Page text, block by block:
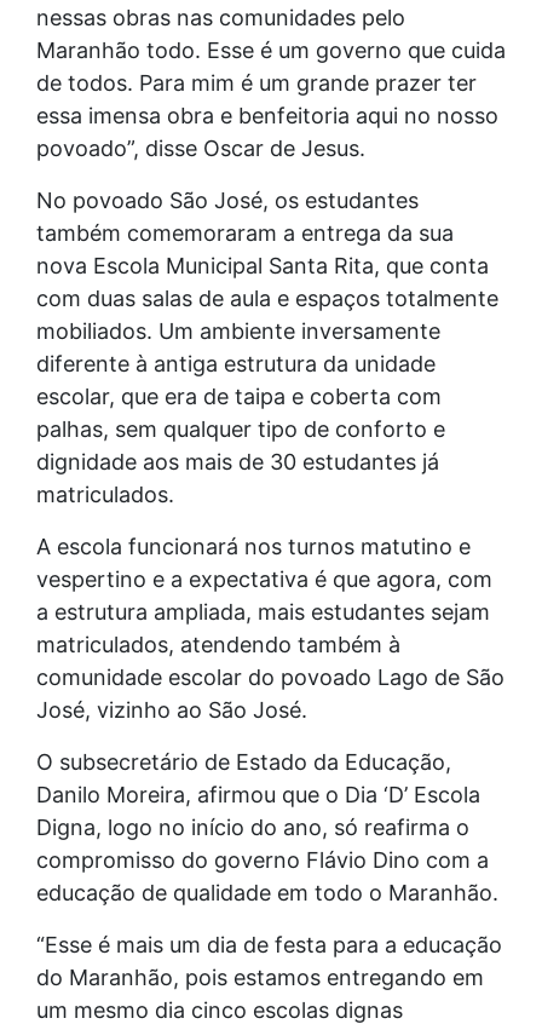
nessas obras nas comunidades pelo
Maranhão todo. Esse é um governo que cuida
de todos. Para mim é um grande prazer ter
essa imensa obra e benfeitoria aqui no nosso
povoado”, disse Oscar de Jesus.
No povoado São José, os estudantes
também comemoraram a entrega da sua
nova Escola Municipal Santa Rita, que conta
com duas salas de aula e espaços totalmente
mobiliados. Um ambiente inversamente
diferente à antiga estrutura da unidade
escolar, que era de taipa e coberta com
palhas, sem qualquer tipo de conforto e
dignidade aos mais de 30 estudantes já
matriculados.
A escola funcionará nos turnos matutino e
vespertino e a expectativa é que agora, com
a estrutura ampliada, mais estudantes sejam
matriculados, atendendo também à
comunidade escolar do povoado Lago de São
José, vizinho ao São José.
O subsecretário de Estado da Educação,
Danilo Moreira, afirmou que o Dia ‘D’ Escola
Digna, logo no início do ano, só reafirma o
compromisso do governo Flávio Dino com a
educação de qualidade em todo o Maranhão.
“Esse é mais um dia de festa para a educação
do Maranhão, pois estamos entregando em
um mesmo dia cinco escolas dignas